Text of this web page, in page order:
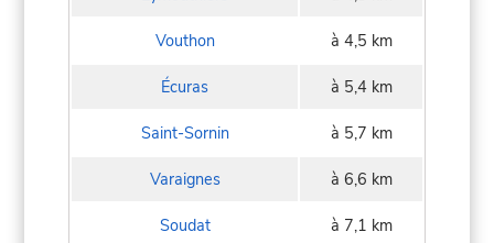
Vouthon à 4,5 km
Écuras à 5,4 km
Saint-Sornin à 5,7 km
Varaignes à 6,6 km
Soudat à 7,1 km